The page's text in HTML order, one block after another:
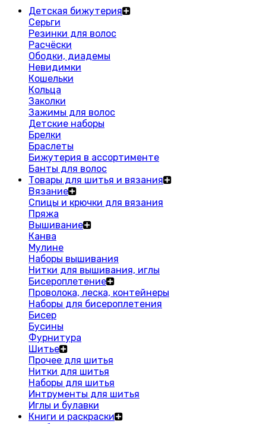
Детская бижутерия
Серьги
Резинки для волос
Расчёски
Ободки, диадемы
Невидимки
Кошельки
Кольца
Заколки
Зажимы для волос
Детские наборы
Брелки
Браслеты
Бижутерия в ассортименте
Банты для волос
Товары для шитья и вязания
Вязание
Спицы и крючки для вязания
Пряжа
Вышивание
Канва
Мулине
Наборы вышивания
Нитки для вышивания, иглы
Бисероплетение
Проволока, леска, контейнеры
Наборы для бисероплетения
Бисер
Бусины
Фурнитура
Шитье
Прочее для шитья
Нитки для шитья
Наборы для шитья
Интрументы для шитья
Иглы и булавки
Книги и раскраски